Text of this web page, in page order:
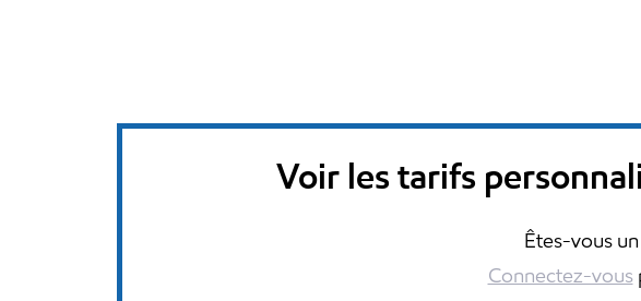
Voir les tarifs
Êtes-vous
Connectez-vous